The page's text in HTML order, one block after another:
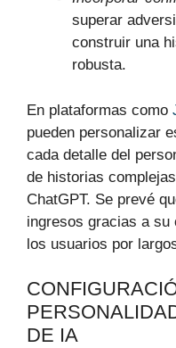
superar
construir una
robusta.
En plataformas como
pueden personalizar
cada detalle del
de historias
ChatGPT. Se prevé
ingresos gracias a su
los usuarios por
DE IA